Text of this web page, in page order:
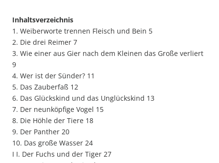
Inhaltsverzeichnis
1. Weiberworte trennen Fleisch und Bein 5
2. Die drei Reimer 7
3. Wie einer aus Gier nach dem Kleinen das Große verliert
9
4. Wer ist der Sünder? 11
5. Das Zauberfaß 12
6. Das Glückskind und das Unglückskind 13
7. Der neunköpfige Vogel 15
8. Die Höhle der Tiere 18
9. Der Panther 20
10. Das große Wasser 24
I I. Der Fuchs und der Tiger 27